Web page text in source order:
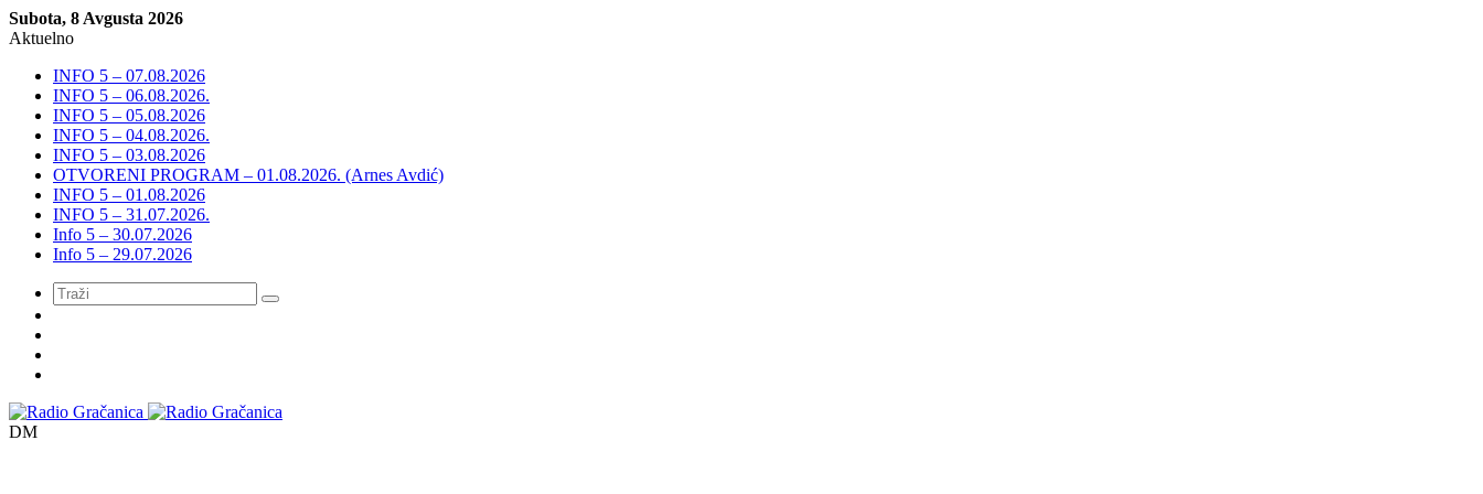
Subota, 8 Avgusta 2026
Aktuelno
INFO 5 – 07.08.2026
INFO 5 – 06.08.2026.
INFO 5 – 05.08.2026
INFO 5 – 04.08.2026.
INFO 5 – 03.08.2026
OTVORENI PROGRAM – 01.08.2026. (Arnes Avdić)
INFO 5 – 01.08.2026
INFO 5 – 31.07.2026.
Info 5 – 30.07.2026
Info 5 – 29.07.2026
Meni
DM